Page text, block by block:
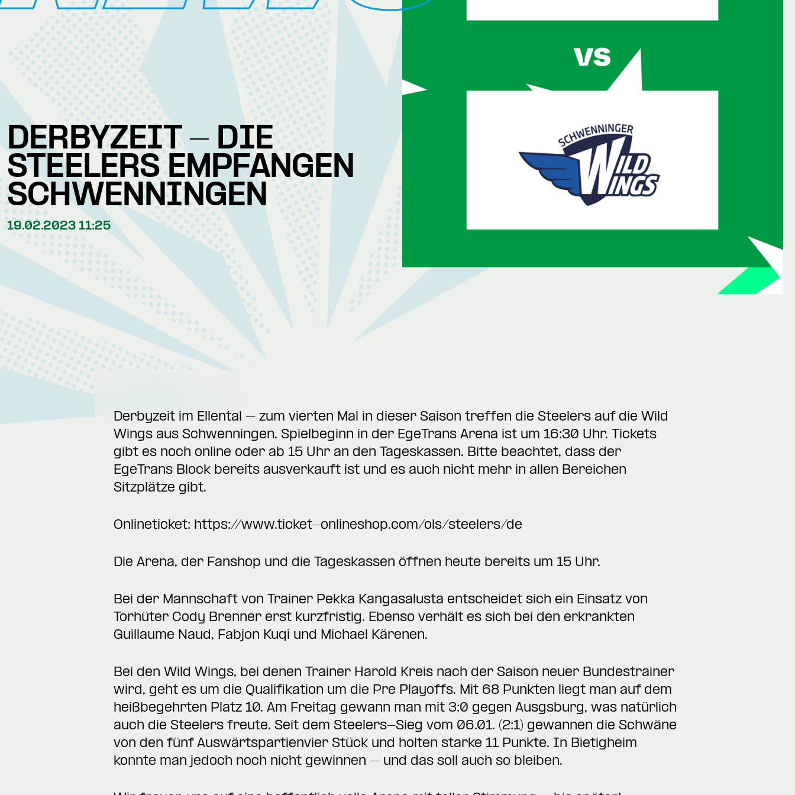
DERBYZEIT - DIE
STEELERS EMPFANGEN
SCHWENNINGEN
19.02.2023 11:25
Derbyzeit im Ellental – zum vierten Mal in dieser Saison treffen die Steelers auf die Wild
Wings aus Schwenningen. Spielbeginn in der EgeTrans Arena ist um 16:30 Uhr. Tickets
gibt es noch online oder ab 15 Uhr an den Tageskassen. Bitte beachtet, dass der
EgeTrans Block bereits ausverkauft ist und es auch nicht mehr in allen Bereichen
Sitzplätze gibt.
Onlineticket: https://www.ticket-onlineshop.com/ols/steelers/de
Die Arena, der Fanshop und die Tageskassen öffnen heute bereits um 15 Uhr.
Bei der Mannschaft von Trainer Pekka Kangasalusta entscheidet sich ein Einsatz von
Torhüter Cody Brenner erst kurzfristig. Ebenso verhält es sich bei den erkrankten
Guillaume Naud, Fabjon Kuqi und Michael Kärenen.
Bei den Wild Wings, bei denen Trainer Harold Kreis nach der Saison neuer Bundestrainer
wird, geht es um die Qualifikation um die Pre Playoffs. Mit 68 Punkten liegt man auf dem
heißbegehrten Platz 10. Am Freitag gewann man mit 3:0 gegen Ausgsburg, was natürlich
auch die Steelers freute. Seit dem Steelers-Sieg vom 06.01. (2:1) gewannen die Schwäne
von den fünf Auswärtspartienvier Stück und holten starke 11 Punkte. In Bietigheim
konnte man jedoch noch nicht gewinnen – und das soll auch so bleiben.